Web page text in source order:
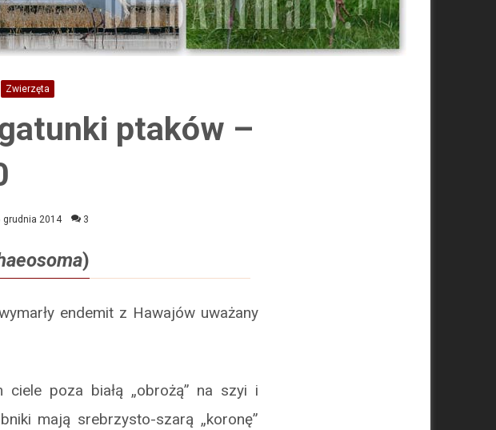
Zwierzęta
ptaków –
grudnia 2014 3
)
endemit z Hawajów uważany
ciele poza białą „obrożą” na szyi i
mają srebrzysto-szarą „koronę”